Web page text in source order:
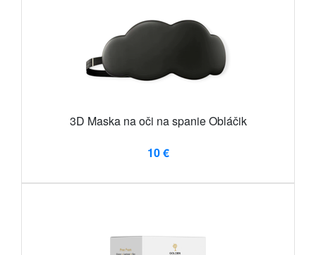
3D Maska na oči na spanie Obláčik
10 €